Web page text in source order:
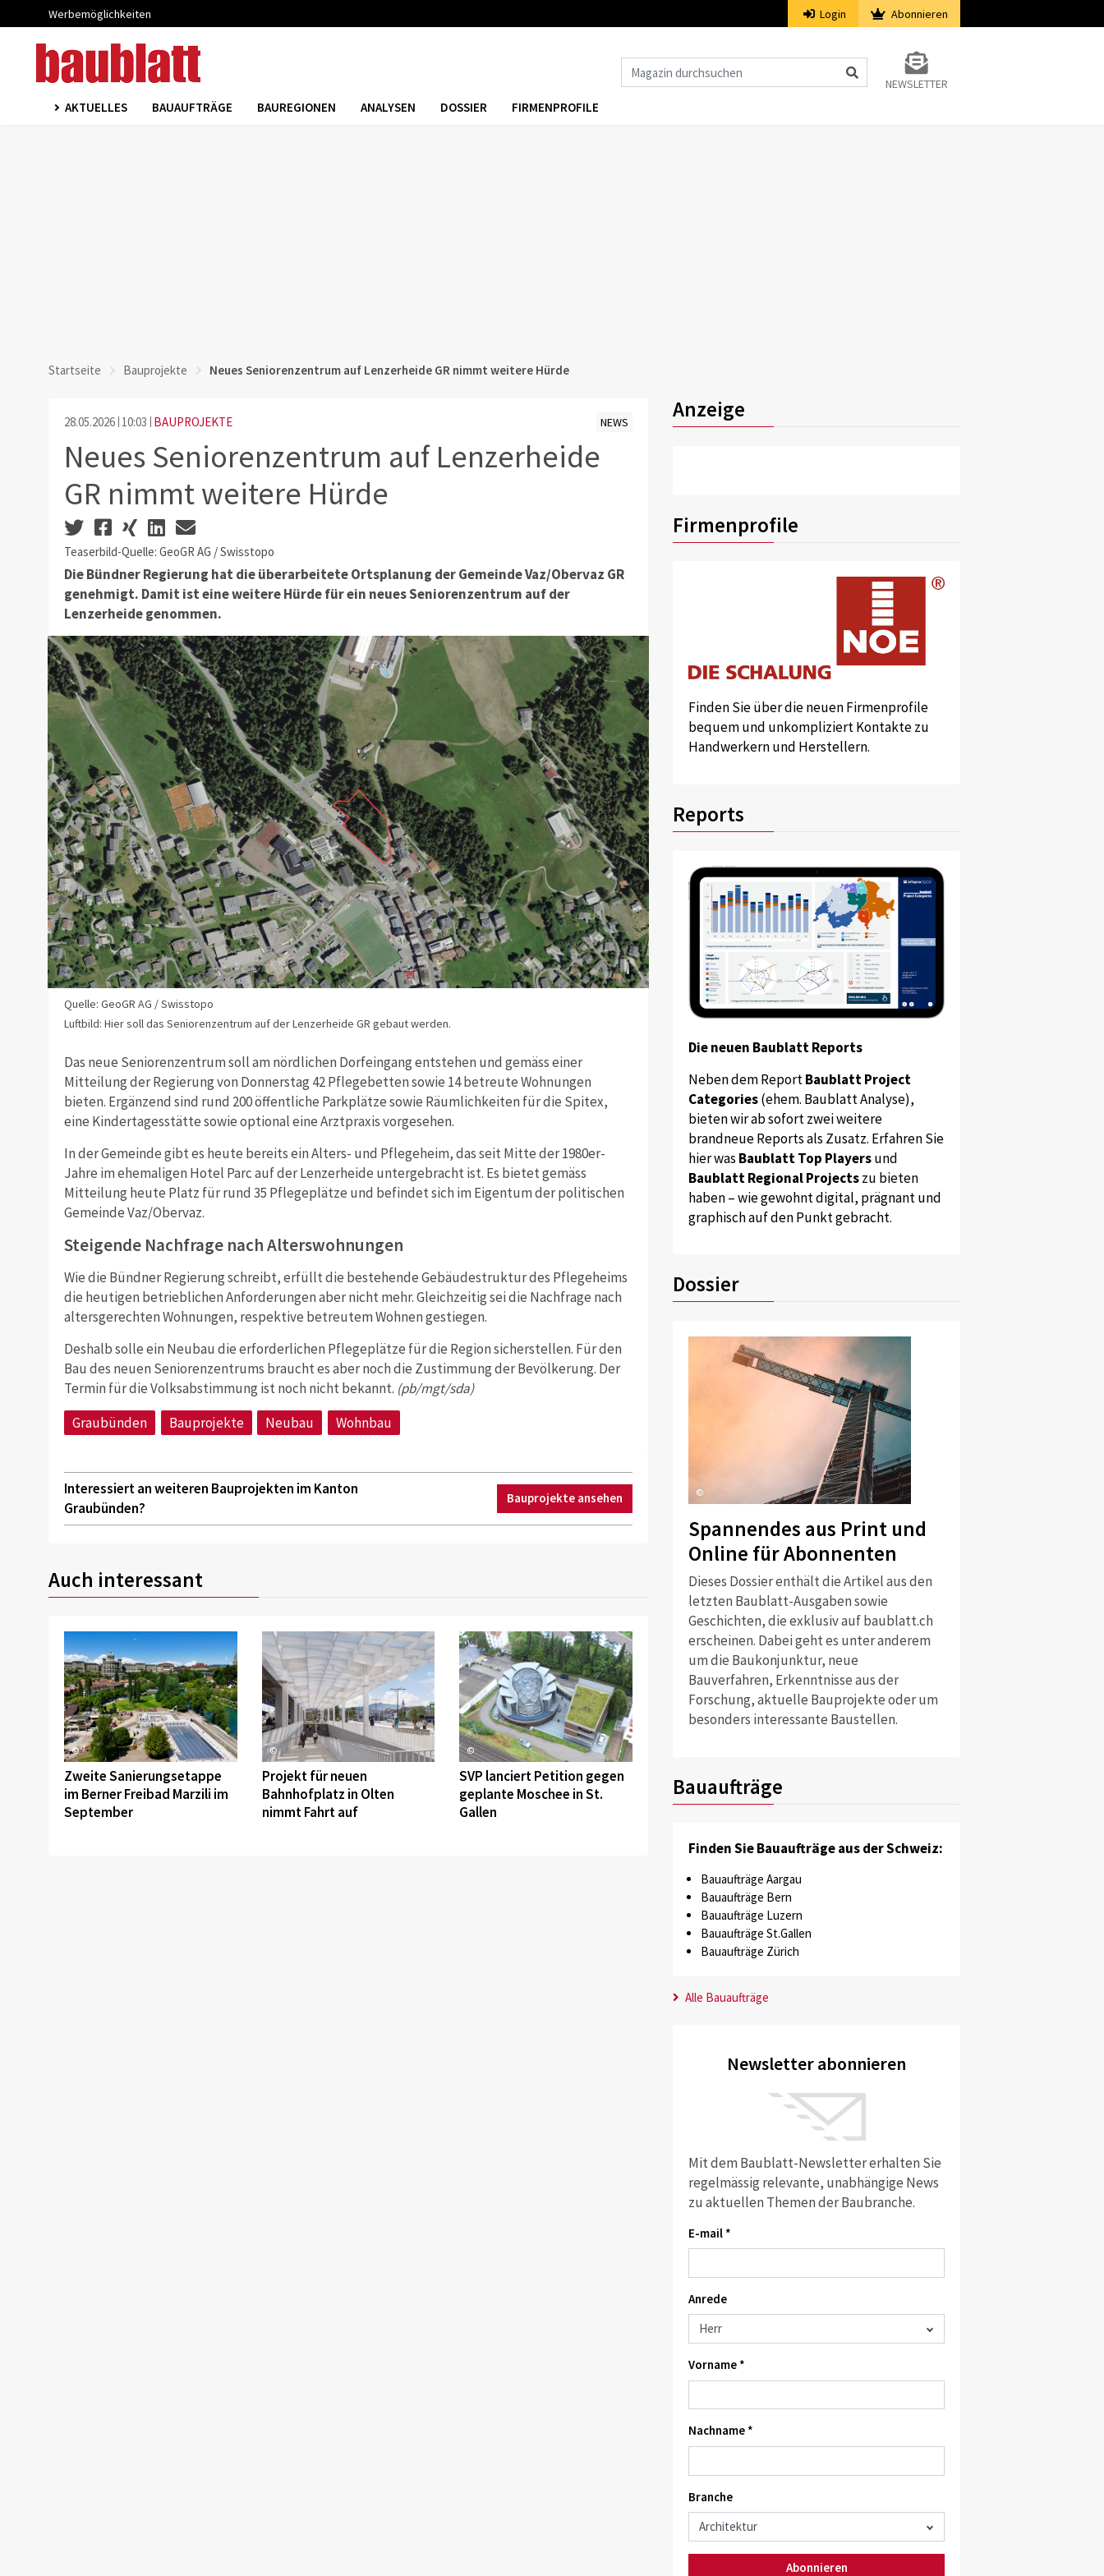
Werbemöglichkeiten Login Abonnieren
NEWSLETTER
AKTUELLES BAUAUFTRÄGE BAUREGIONEN ANALYSEN DOSSIER FIRMENPROFILE
Startseite Bauprojekte Neues Seniorenzentrum auf Lenzerheide GR nimmt weitere Hürde
28.05.2026 10:03 BAUPROJEKTE NEWS
Neues Seniorenzentrum auf Lenzerheide
GR nimmt weitere Hürde
Teaserbild-Quelle: GeoGR AG / Swisstopo
Die Bündner Regierung hat die überarbeitete Ortsplanung der Gemeinde Vaz/Obervaz GR
genehmigt. Damit ist eine weitere Hürde für ein neues Seniorenzentrum auf der
Lenzerheide genommen.
Quelle: GeoGR AG / Swisstopo
Luftbild: Hier soll das Seniorenzentrum auf der Lenzerheide GR gebaut werden.
Das neue Seniorenzentrum soll am nördlichen Dorfeingang entstehen und gemäss einer
Mitteilung der Regierung von Donnerstag 42 Pflegebetten sowie 14 betreute Wohnungen
bieten. Ergänzend sind rund 200 öffentliche Parkplätze sowie Räumlichkeiten für die Spitex,
eine Kindertagesstätte sowie optional eine Arztpraxis vorgesehen.
In der Gemeinde gibt es heute bereits ein Alters- und Pflegeheim, das seit Mitte der 1980er-
Jahre im ehemaligen Hotel Parc auf der Lenzerheide untergebracht ist. Es bietet gemäss
Mitteilung heute Platz für rund 35 Pflegeplätze und befindet sich im Eigentum der politischen
Gemeinde Vaz/Obervaz.
Steigende Nachfrage nach Alterswohnungen
Wie die Bündner Regierung schreibt, erfüllt die bestehende Gebäudestruktur des Pflegeheims
die heutigen betrieblichen Anforderungen aber nicht mehr. Gleichzeitig sei die Nachfrage nach
altersgerechten Wohnungen, respektive betreutem Wohnen gestiegen.
Deshalb solle ein Neubau die erforderlichen Pflegeplätze für die Region sicherstellen. Für den
Bau des neuen Seniorenzentrums braucht es aber noch die Zustimmung der Bevölkerung. Der
Termin für die Volksabstimmung ist noch nicht bekannt. (pb/mgt/sda)
Graubünden
Bauprojekte Neubau Wohnbau
Interessiert an weiteren Bauprojekten im Kanton
Graubünden?
Bauprojekte ansehen
Auch interessant
©
Zweite Sanierungsetappe
im Berner Freibad Marzili im
September
©
Projekt für neuen
Bahnhofplatz in Olten
nimmt Fahrt auf
©
SVP lanciert Petition gegen
geplante Moschee in St.
Gallen
Anzeige
Firmenprofile
Finden Sie über die neuen Firmenprofile
bequem und unkompliziert Kontakte zu
Handwerkern und Herstellern.
Reports
Die neuen Baublatt Reports
Neben dem ReportBaublatt Project
Categories(ehem. Baublatt Analyse),
bieten wir ab sofort zwei weitere
brandneue Reports als Zusatz. Erfahren Sie
hier was Baublatt Top Playersund
Baublatt Regional Projectszu bieten
haben – wie gewohnt digital, prägnant und
graphisch auf den Punkt gebracht.
Dossier
©
Spannendes aus Print und
Online für Abonnenten
Dieses Dossier enthält die Artikel aus den
letzten Baublatt-Ausgaben sowie
Geschichten, die exklusiv auf baublatt.ch
erscheinen. Dabei geht es unter anderem
um die Baukonjunktur, neue
Bauverfahren, Erkenntnisse aus der
Forschung, aktuelle Bauprojekte oder um
besonders interessante Baustellen.
Bauaufträge
Finden Sie Bauaufträge aus der Schweiz:
Bauaufträge Aargau
Bauaufträge Bern
Bauaufträge Luzern
Bauaufträge St.Gallen
Bauaufträge Zürich
Alle Bauaufträge
Newsletter abonnieren
Mit dem Baublatt-Newsletter erhalten Sie
regelmässig relevante, unabhängige News
zu aktuellen Themen der Baubranche.
E-mail *
Anrede
Vorname *
Nachname *
Branche
Abonnieren